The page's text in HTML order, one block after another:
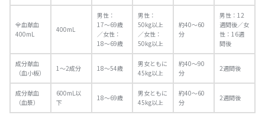
全血献血
400mL
400mL
男性：
17〜69歳
／女性：
18〜69歳
男性：
50kg以上
／女性：
50kg以上
約40〜60
分
男性：12
週間後／女
性：16週
間後
成分献血
（血小板）
1〜2成分 18〜54歳
男女ともに
45kg以上
約40〜90
分
2週間後
成分献血
（血漿）
600mL以
下
18〜69歳
男女ともに
45kg以上
約40〜60
分
2週間後